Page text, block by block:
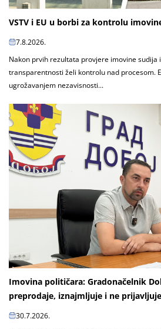
VSTV i EU u borbi za kontrolu
7.8.2026.
Nakon prvih rezultata provjere imovine sudija
transparentnosti želi kontrolu nad procesom.
ugrožavanjem nezavisnosti...
Imovina političara: Gradonačelnik
preprodaje, iznajmljuje i ne
30.7.2026.